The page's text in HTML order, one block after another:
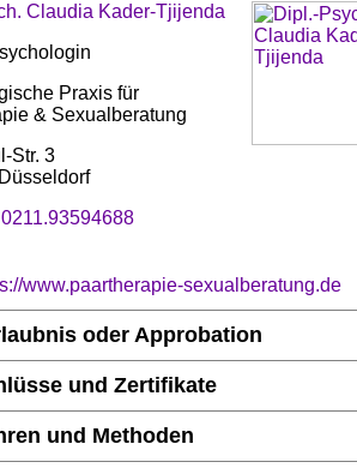
Claudia Kader-Tjijenda
Praxis für
& Sexualberatung
Str. 3
0211.93594688
www.paartherapie-sexualberatung.de
oder Approbation
und Zertifikate
und Methoden